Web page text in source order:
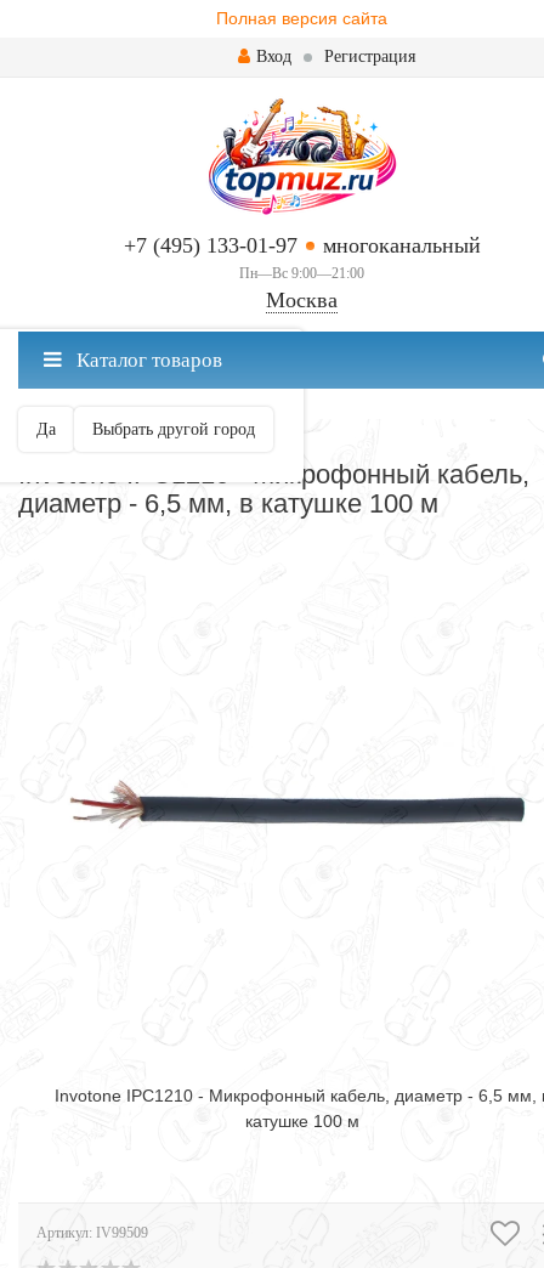
Полная версия сайта
Вход Регистрация
+7 (495) 133-01-97 многоканальный
Пн—Вс 9:00—21:00
Москва
Москва ваш город?
Да Выбрать другой город
Каталог товаров
СОЕДИНИТЕЛЬНЫЕ КАБЕЛИ
Invotone IPC1210 - Микрофонный кабель,
диаметр - 6,5 мм, в катушке 100 м
Invotone IPC1210 - Микрофонный кабель, диаметр - 6,5 мм,
катушке 100 м
Артикул: IV99509